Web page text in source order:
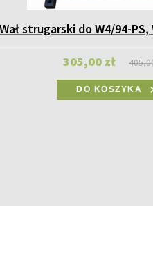
Wał strugarski do W4/94-PS,
305,00 zł
DO KOSZYKA